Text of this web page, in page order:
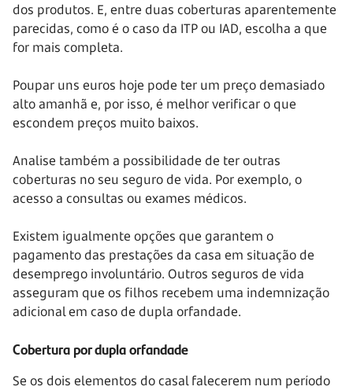
dos produtos. E, entre duas coberturas aparentemente
parecidas, como é o caso da ITP ou IAD, escolha a que
for mais completa.
Poupar uns euros hoje pode ter um preço demasiado
alto amanhã e, por isso, é melhor verificar o que
escondem preços muito baixos.
Analise também a possibilidade de ter outras
coberturas no seu seguro de vida. Por exemplo, o
acesso a consultas ou exames médicos.
Existem igualmente opções que garantem o
pagamento das prestações da casa em situação de
desemprego involuntário. Outros seguros de vida
asseguram que os filhos recebem uma indemnização
adicional em caso de dupla orfandade.
Cobertura por dupla orfandade
Se os dois elementos do casal falecerem num período